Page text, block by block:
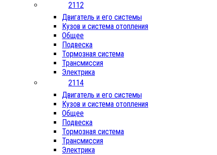
2112
Двигатель и его системы
Кузов и система отопления
Общее
Подвеска
Тормозная система
Трансмиссия
Электрика
2114
Двигатель и его системы
Кузов и система отопления
Общее
Подвеска
Тормозная система
Трансмиссия
Электрика